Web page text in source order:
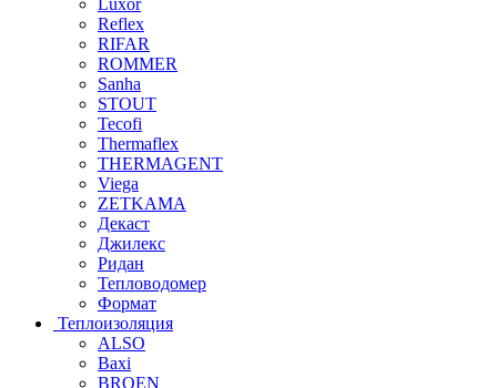
Reflex
RIFAR
ROMMER
Sanha
STOUT
Tecofi
Thermaflex
THERMAGENT
Viega
ZETKAMA
Декаст
Джилекс
Ридан
Тепловодомер
Формат
Теплоизоляция
ALSO
Baxi
BROEN